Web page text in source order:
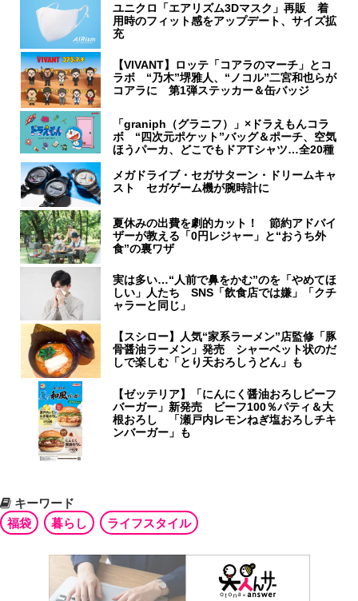
ユニクロ「エアリズム3Dマスク」再販 着
用時のフィット感をアップデート、サイズ拡
充
【VIVANT】ロッテ「コアラのマーチ」とコ
ラボ “乃木”堺雅人、“ノコル”二宮和也らが
コアラに 第1弾ステッカー＆缶バッジ
「graniph（グラニフ）」×ドラえもんコラ
ボ “四次元ポケット”バッグ＆ポーチ、空気
ほうパーカ、どこでもドアTシャツ…全20種
メガドライブ・セガサターン・ドリームキャ
スト セガゲーム機が腕時計に
夏休みの出費を劇的カット！ 節約アドバイ
ザーが教える「0円レジャー」と“おうち外
食”の裏ワザ
実は多い…“人前で鼻をかむ”のを「やめてほ
しい」人たち SNS「飲食店では嫌」「クチ
ャラーと同じ」
【スシロー】人気“家系ラーメン”店監修「豚
骨醤油ラーメン」発売 シャーベット状のだ
しで楽しむ「とり天おろしうどん」も
【ゼッテリア】「にんにく醤油おろしビーフ
バーガー」新発売 ビーフ100％パティ＆大
根おろし 「瀬戸内レモンねぎ塩おろしチキ
ンバーガー」も
キーワード
福袋
暮らし ライフスタイル